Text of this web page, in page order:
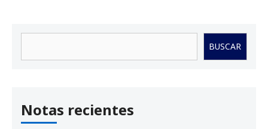
BUSCAR
Notas recientes